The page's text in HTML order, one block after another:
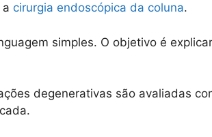
cirurgia endoscópica da coluna.
simples. O objetivo é
degenerativas são avaliadas